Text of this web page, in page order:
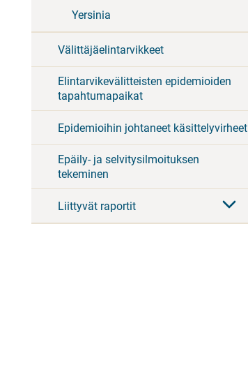
Yersinia
Välittäjäelintarvikkeet
Elintarvikevälitteisten epidemioiden
tapahtumapaikat
Epidemioihin johtaneet käsittelyvirheet
Epäily- ja selvitysilmoituksen
tekeminen
Liittyvät raportit